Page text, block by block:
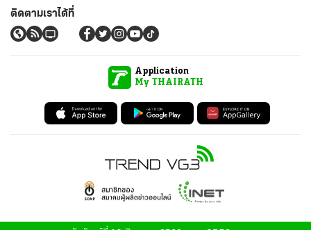
ติดตามเราได้ที่
Application
My THAIRATH